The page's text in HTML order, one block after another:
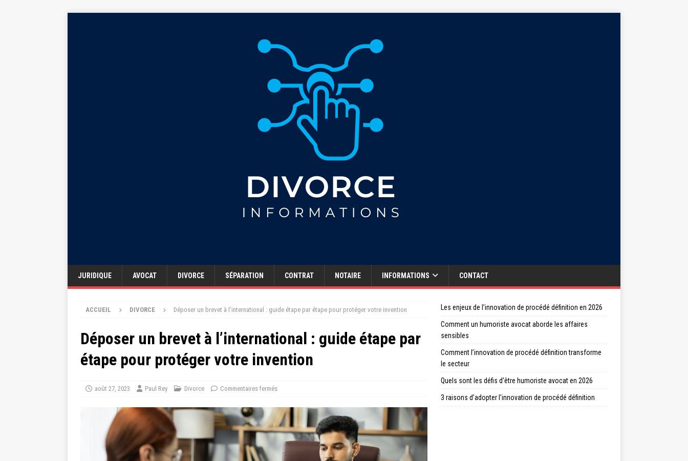
JURIDIQUE AVOCAT DIVORCE SÉPARATION CONTRAT NOTAIRE INFORMATIONS CONTACT
ACCUEIL DIVORCE Déposer un brevet à l’international : guide étape par étape pour protéger votre invention
Déposer un brevet à l’international : guide étape par
étape pour protéger votre invention
août 27, 2023 Paul Rey Divorce Commentaires fermés
Les enjeux de l’innovation de procédé définition en 2026
Comment un humoriste avocat aborde les affaires
sensibles
Comment l’innovation de procédé définition transforme
le secteur
Quels sont les défis d’être humoriste avocat en 2026
3 raisons d’adopter l’innovation de procédé définition